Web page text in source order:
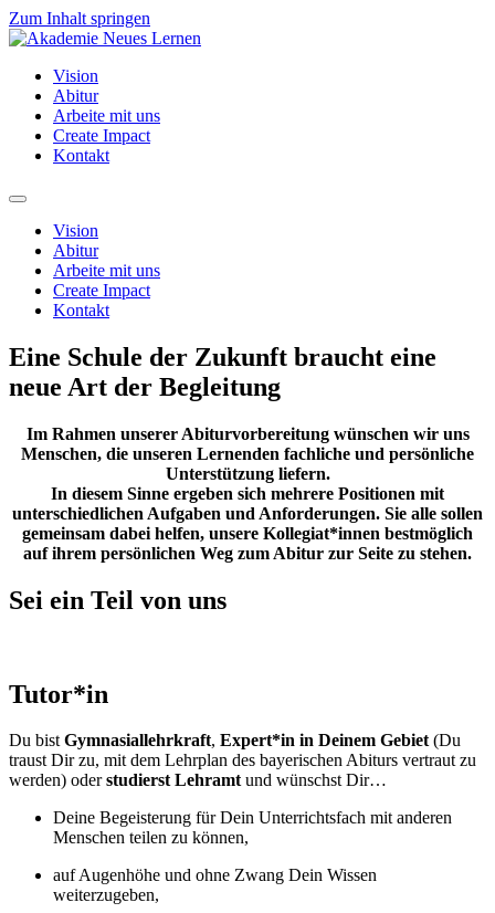
Zum Inhalt springen
Vision
Abitur
Arbeite mit uns
Create Impact
Kontakt
Vision
Abitur
Arbeite mit uns
Create Impact
Kontakt
Eine Schule der Zukunft braucht eine
neue Art der Begleitung
Im Rahmen unserer Abiturvorbereitung wünschen wir uns
Menschen, die unseren Lernenden fachliche und persönliche
Unterstützung liefern.
In diesem Sinne ergeben sich mehrere Positionen mit
unterschiedlichen Aufgaben und Anforderungen. Sie alle sollen
gemeinsam dabei helfen, unsere Kollegiat*innen bestmöglich
auf ihrem persönlichen Weg zum Abitur zur Seite zu stehen.
Sei ein Teil von uns
Tutor*in
Du bistGymnasiallehrkraft, Expert*in in Deinem Gebiet(Du
traust Dir zu, mit dem Lehrplan des bayerischen Abiturs vertraut zu
werden) oderstudierst Lehramtund wünschst Dir…
Deine Begeisterung für Dein Unterrichtsfach mit anderen
Menschen teilen zu können,
auf Augenhöhe und ohne Zwang Dein Wissen
weiterzugeben,